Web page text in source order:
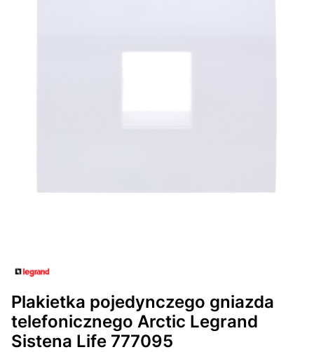
Plakietka pojedynczego gniazda
telefonicznego Arctic Legrand
Sistena Life 777095